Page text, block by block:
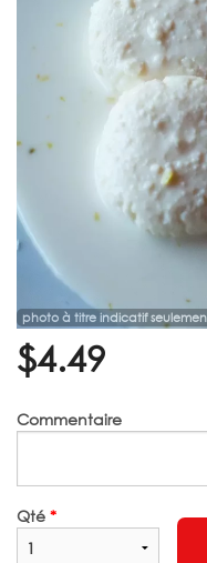
photo à titre indicatif
$4.49
Commentaire
Qté *